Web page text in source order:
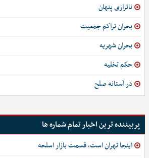
ناترازی پنهان
بحران تراکم جمعیت
بحران شهریه
حکم تخلیه
در آستانه صلح
پربیننده ترین اخبار تمام شماره ها
اینجا تهران است، قسمت بازار اسلحه